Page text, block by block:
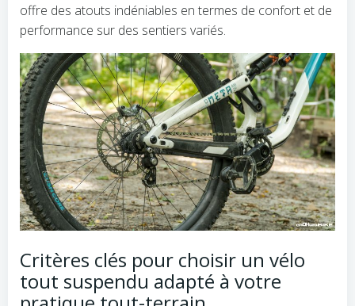
offre des atouts indéniables en termes de confort et de
performance sur des sentiers variés.
Critères clés pour choisir un vélo
tout suspendu adapté à votre